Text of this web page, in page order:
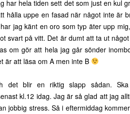
har hela tiden sett det som just en kul
hålla uppe en fasad när något inte är
jag känt en oro som typ äter upp
svart på vitt. Det är dumt att ta ut
om gör att hela jag går sönder
är att läsa om A men inte B
det blir en riktig slapp sådan.
kl.12 idag. Jag är så glad att jag
jobbig stress. Så i eftermiddag